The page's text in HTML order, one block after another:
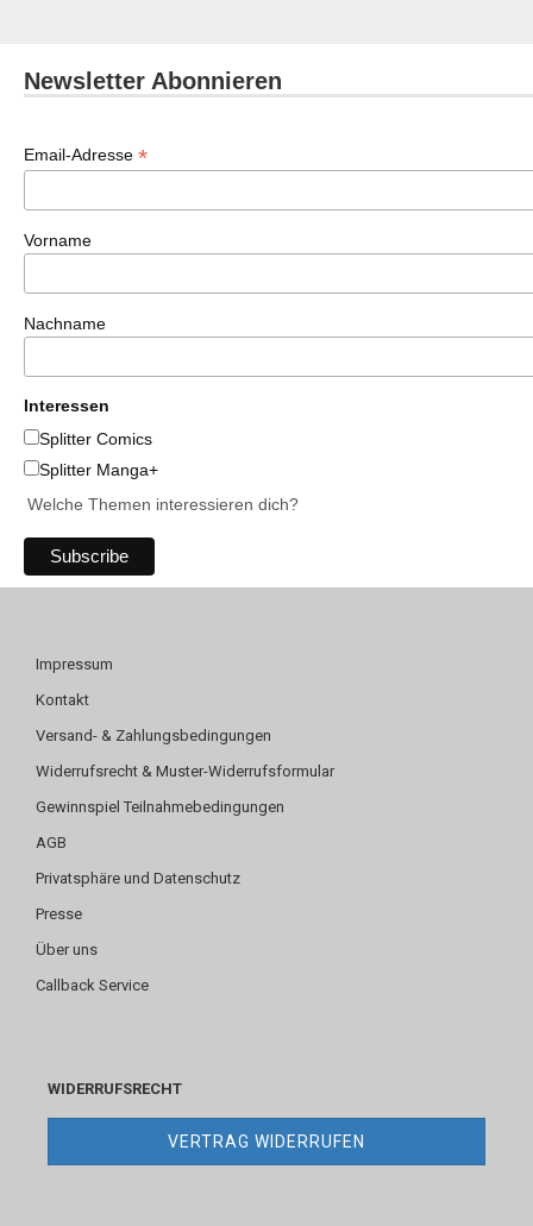
Newsletter Abonnieren
Email-Adresse *
Vorname
Nachname
Interessen
Splitter Comics
Splitter Manga+
Welche Themen interessieren dich?
Impressum
Kontakt
Versand- & Zahlungsbedingungen
Widerrufsrecht & Muster-Widerrufsformular
Gewinnspiel Teilnahmebedingungen
AGB
Privatsphäre und Datenschutz
Presse
Über uns
Callback Service
WIDERRUFSRECHT
VERTRAG WIDERRUFEN